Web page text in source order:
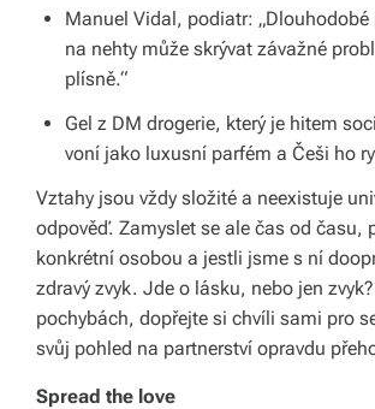
Manuel Vidal, podiatr:
na nehty může skrývat závažné
plísně.“
Gel z DM drogerie, který je hitem
voní jako luxusní parfém a Češi ho
Vztahy jsou vždy složité a neexistuje
odpověď. Zamyslet se ale čas od času,
konkrétní osobou a jestli jsme s ní
zdravý zvyk. Jde o lásku, nebo jen
pochybách, dopřejte si chvíli sami pro
svůj pohled na partnerství opravdu
Spread the love